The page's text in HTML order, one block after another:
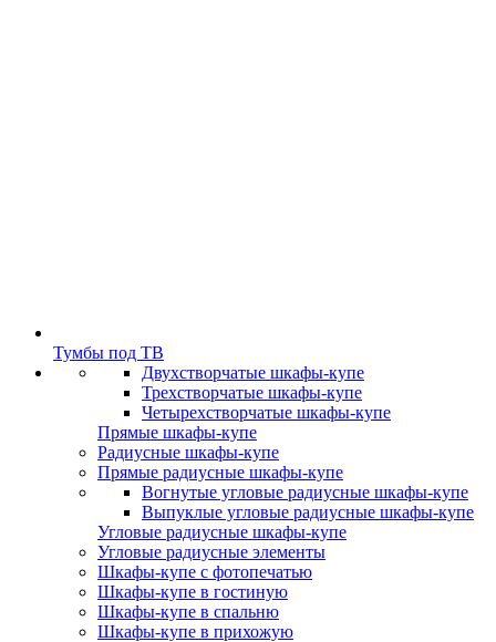
Тумбы под ТВ
Двухстворчатые шкафы-купе
Трехстворчатые шкафы-купе
Четырехстворчатые шкафы-купе
Прямые шкафы-купе
Радиусные шкафы-купе
Прямые радиусные шкафы-купе
Вогнутые угловые радиусные шкафы-купе
Выпуклые угловые радиусные шкафы-купе
Угловые радиусные шкафы-купе
Угловые радиусные элементы
Шкафы-купе с фотопечатью
Шкафы-купе в гостиную
Шкафы-купе в спальню
Шкафы-купе в прихожую